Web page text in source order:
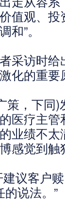
值观、
”。
访时给
化的重要
，下同)
医疗主
业绩不
感觉到触
议客户
的说法。”